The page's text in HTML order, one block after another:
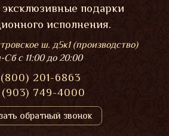
подарки
исполнения.
ш. д5к1 (производство)
Сбс 11:00 до 20:00
201-6863
(903) 749-4000
обратный звонок